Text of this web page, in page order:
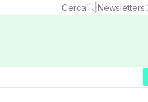
Cerca Newsletters